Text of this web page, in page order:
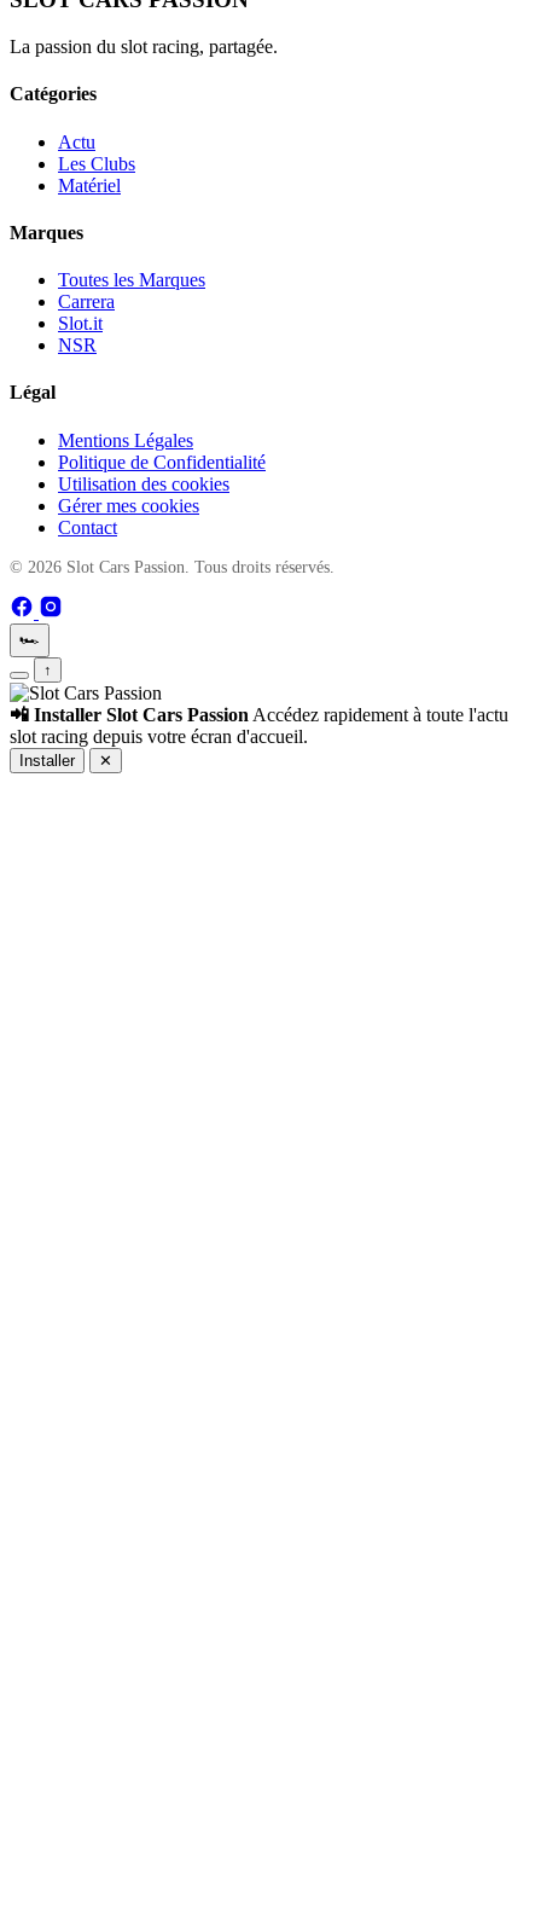
La passion du slot racing, partagée.
Catégories
Actu
Les Clubs
Matériel
Marques
Toutes les Marques
Carrera
Slot.it
NSR
Légal
Mentions Légales
Politique de Confidentialité
Utilisation des cookies
Gérer mes cookies
Contact
© 2026 Slot Cars Passion. Tous droits réservés.
🏎️
↑
📲 Installer Slot Cars Passion Accédez rapidement à toute l'actu
slot racing depuis votre écran d'accueil.
Installer ✕